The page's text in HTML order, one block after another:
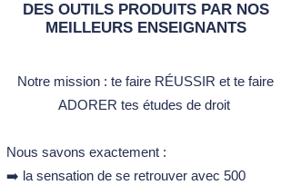
DES OUTILS PRODUITS PAR NOS
MEILLEURS ENSEIGNANTS
Notre mission :​ te faire RÉUSSIR et te faire
ADORER tes études de droit ​
Nous savons exactement :
➡️ la sensation de se retrouver avec 500